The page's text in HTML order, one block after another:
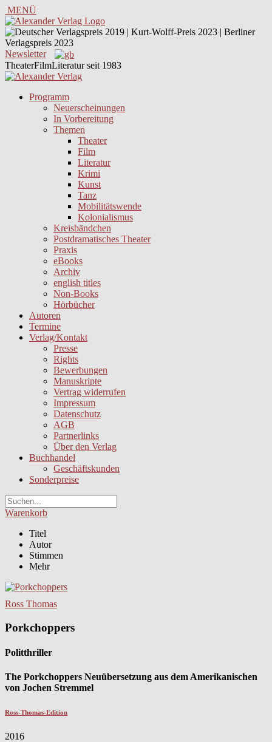
MENÜ
Newsletter
TheaterFilmLiteratur seit 1983
Programm
Neuerscheinungen
In Vorbereitung
Themen
Theater
Film
Literatur
Krimi
Kunst
Tanz
Mobilitätswende
Kolonialismus
Kreisbändchen
Postdramatisches Theater
Praxis
eBooks
Archiv
english titles
Non-Books
Hörbücher
Autoren
Termine
Verlag/Kontakt
Presse
Rights
Bewerbungen
Manuskripte
Vertrag widerrufen
Impressum
Datenschutz
AGB
Partnerlinks
Über den Verlag
Buchhandel
Geschäftskunden
Sonderpreise
Warenkorb
Titel
Autor
Stimmen
Mehr
Ross Thomas
Porkchoppers
Politthriller
The Porkchoppers Neuübersetzung aus dem Amerikanischen
von Jochen Stremmel
Ross-Thomas-Edition
2016